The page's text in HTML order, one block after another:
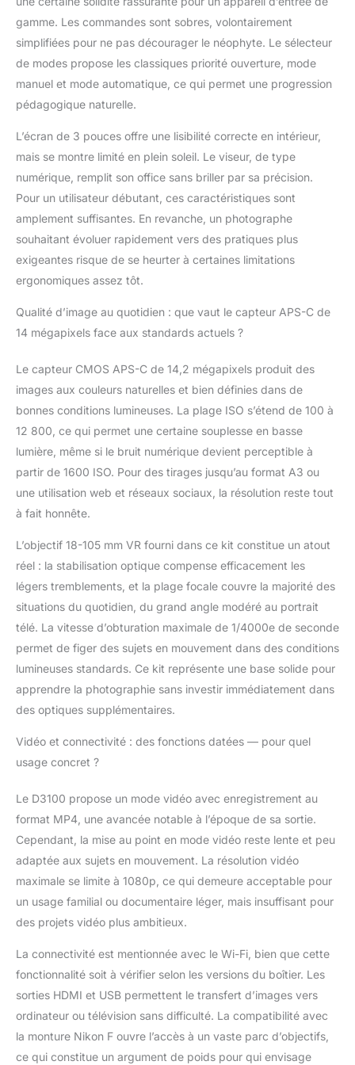
gamme. Les commandes sont sobres, volontairement
simplifiées pour ne pas décourager le néophyte. Le sélecteur
de modes propose les classiques priorité ouverture, mode
manuel et mode automatique, ce qui permet une progression
pédagogique naturelle.
L’écran de 3 pouces offre une lisibilité correcte en intérieur,
mais se montre limité en plein soleil. Le viseur, de type
numérique, remplit son office sans briller par sa précision.
Pour un utilisateur débutant, ces caractéristiques sont
amplement suffisantes. En revanche, un photographe
souhaitant évoluer rapidement vers des pratiques plus
exigeantes risque de se heurter à certaines limitations
ergonomiques assez tôt.
Qualité d’image au quotidien : que vaut le capteur APS-C de
14 mégapixels face aux standards actuels ?
Le capteur CMOS APS-C de 14,2 mégapixels produit des
images aux couleurs naturelles et bien définies dans de
bonnes conditions lumineuses. La plage ISO s’étend de 100 à
12 800, ce qui permet une certaine souplesse en basse
lumière, même si le bruit numérique devient perceptible à
partir de 1600 ISO. Pour des tirages jusqu’au format A3 ou
une utilisation web et réseaux sociaux, la résolution reste tout
à fait honnête.
L’objectif 18-105 mm VR fourni dans ce kit constitue un atout
réel : la stabilisation optique compense efficacement les
légers tremblements, et la plage focale couvre la majorité des
situations du quotidien, du grand angle modéré au portrait
télé. La vitesse d’obturation maximale de 1/4000e de seconde
permet de figer des sujets en mouvement dans des conditions
lumineuses standards. Ce kit représente une base solide pour
apprendre la photographie sans investir immédiatement dans
des optiques supplémentaires.
Vidéo et connectivité : des fonctions datées — pour quel
usage concret ?
Le D3100 propose un mode vidéo avec enregistrement au
format MP4, une avancée notable à l’époque de sa sortie.
Cependant, la mise au point en mode vidéo reste lente et peu
adaptée aux sujets en mouvement. La résolution vidéo
maximale se limite à 1080p, ce qui demeure acceptable pour
un usage familial ou documentaire léger, mais insuffisant pour
des projets vidéo plus ambitieux.
La connectivité est mentionnée avec le Wi-Fi, bien que cette
fonctionnalité soit à vérifier selon les versions du boîtier. Les
sorties HDMI et USB permettent le transfert d’images vers
ordinateur ou télévision sans difficulté. La compatibilité avec
la monture Nikon F ouvre l’accès à un vaste parc d’objectifs,
ce qui constitue un argument de poids pour qui envisage